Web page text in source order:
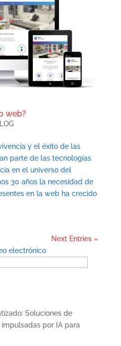
web?
y el éxito de las
parte de las tecnologías
en el universo del
30 años la necesidad de
en la web ha crecido
Next Entries »
electrónico
Soluciones de
por IA para